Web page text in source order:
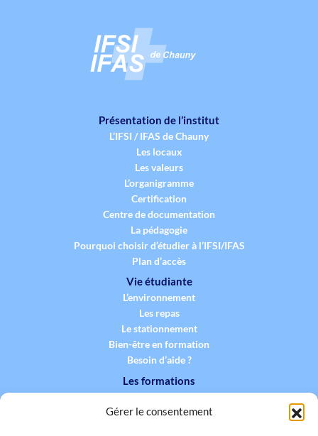
Gérer le consentement
Présentation de l’institut
L’IFSI / IFAS de Chauny
Les locaux
Les valeurs
L’organigramme
Certification
Centre de documentation
La pédagogie
Pourquoi choisir d’étudier à l’IFSI/IFAS
Plan d’accès
Vie étudiante
L’environnement
Les repas
Le stationnement
Bien-être en formation
Besoin d’aide ?
Les formations
La formation infirmière
La formation aide-soignante